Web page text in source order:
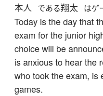
本人 である翔太 はゲ
Today is the day that
exam for the junior
choice will be
is anxious to hear the
who took the exam, is
games.